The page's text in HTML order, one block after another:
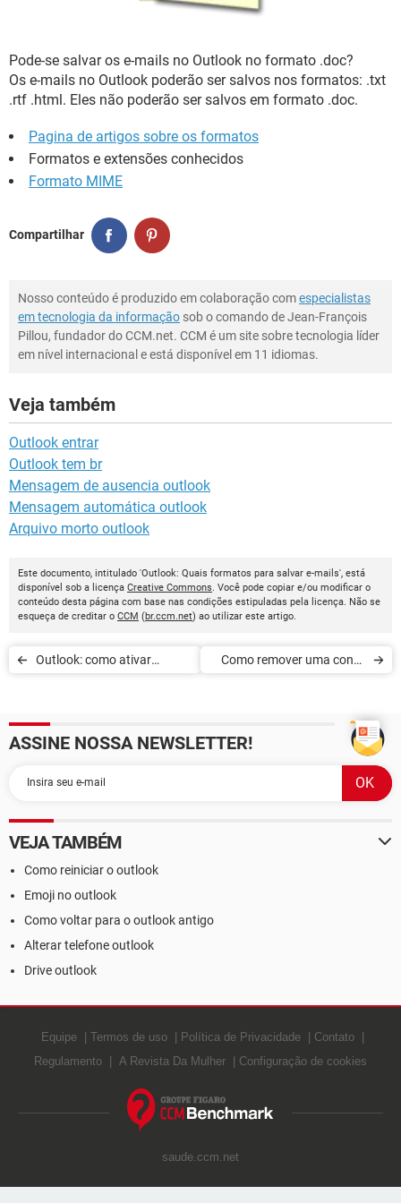
Pode-se salvar os e-mails no Outlook no formato .doc?
Os e-mails no Outlook poderão ser salvos nos formatos: .txt
.rtf .html. Eles não poderão ser salvos em formato .doc.
Pagina de artigos sobre os formatos
Formatos e extensões conhecidos
Formato MIME
Compartilhar
Nosso conteúdo é produzido em colaboração comespecialistas
em tecnologia da informação sob o comando de Jean-François
Pillou, fundador do CCM.net. CCM é um site sobre tecnologia líder
em nível internacional e está disponível em 11 idiomas.
Veja também
Outlook entrar
Outlook tem br
Mensagem de ausencia outlook
Mensagem automática outlook
Arquivo morto outlook
Este documento, intitulado 'Outlook: Quais formatos para salvar e-mails', está
disponível sob a licença Creative Commons. Você pode copiar e/ou modificar o
conteúdo desta página com base nas condições estipuladas pela licença. Não se
esqueça de creditar o CCM (br.ccm.net) ao utilizar este artigo.
Outlook: como ativar
Como remover uma conta
ASSINE NOSSA NEWSLETTER!
VEJA TAMBÉM
Como reiniciar o outlook
Emoji no outlook
Como voltar para o outlook antigo
Alterar telefone outlook
Drive outlook
Equipe Termos de uso Política de Privacidade
Contato
Regulamento
A Revista Da Mulher Configuração de cookies
saude.ccm.net